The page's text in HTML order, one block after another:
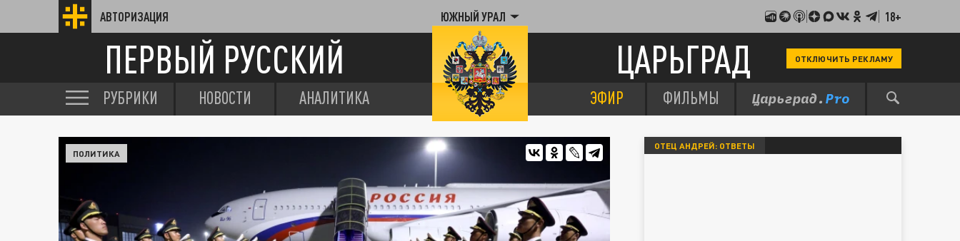
АВТОРИЗАЦИЯ ЮЖНЫЙ УРАЛ 18+
ПЕРВЫЙ РУССКИЙ ЦАРЬГРАД ОТКЛЮЧИТЬ РЕКЛАМУ
РУБРИКИ НОВОСТИ АНАЛИТИКА ЭФИР ФИЛЬМЫ
ПОЛИТИКА
ОТЕЦ АНДРЕЙ: ОТВЕТЫ